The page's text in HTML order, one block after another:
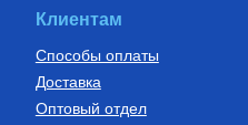
Клиентам
Способы оплаты
Доставка
Оптовый отдел